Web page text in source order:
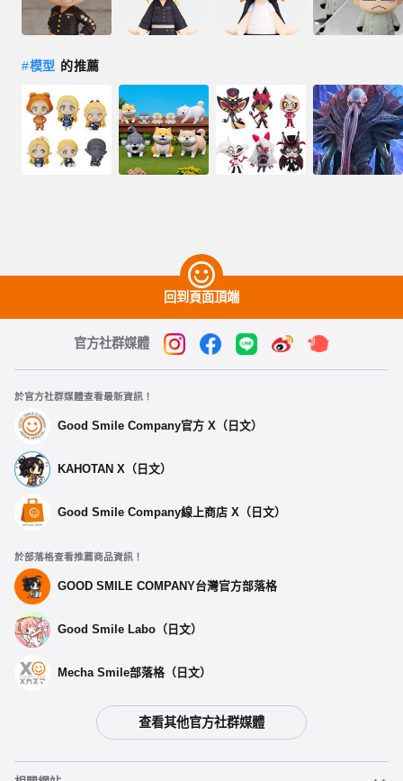
#模型 的推薦
回到頁面頂端
官方社群媒體
於官方社群媒體查看最新資訊！
Good Smile Company官方 X（日文）
KAHOTAN X（日文）
Good Smile Company線上商店 X（日文）
於部落格查看推薦商品資訊！
GOOD SMILE COMPANY台灣官方部落格
Good Smile Labo（日文）
Mecha Smile部落格（日文）
查看其他官方社群媒體